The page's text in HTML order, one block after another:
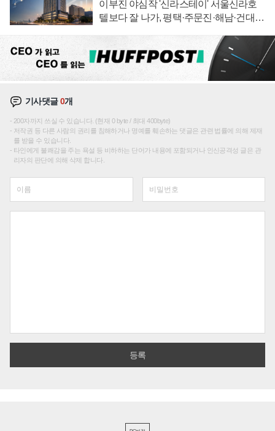
이부진 야심작 '신라스테이' 서울신라호
텔보다 잘 나가, 평택·주문진·해남·건대로
기사댓글0개
200자까지 쓰실 수 있습니다. (현재 0 byte / 최대 400byte)
저작권 등 다른 사람의 권리를 침해하거나 명예를 훼손하는 댓글은 관련 법률에 의해 제재
를 받을 수 있습니다.
타인에게 불쾌감을 주는 욕설 등 비하하는 단어가 내용에 포함되거나 인신공격성 글은 관
리자의 판단에 의해 삭제 합니다.